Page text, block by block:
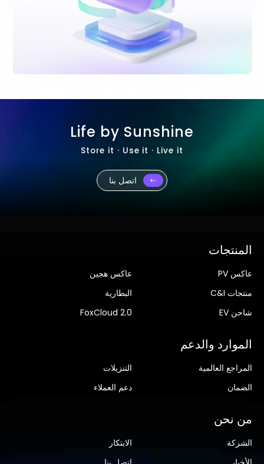
Life by Sunshine
Store it · Use it · Live it
اتصل بنا
المنتجات
عاكس PV
عاكس هجين
منتجات C&I
البطارية
شاحن EV
FoxCloud 2.0
الموارد والدعم
المراجع العالمية
التنزيلات
الضمان
دعم العملاء
من نحن
الشركة
الابتكار